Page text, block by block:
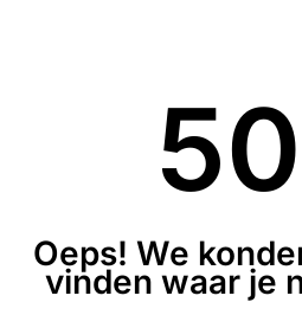
Oeps! We
vinden waar je